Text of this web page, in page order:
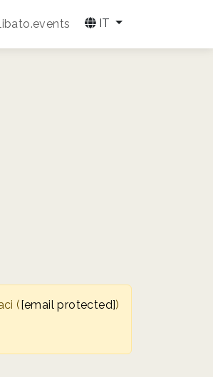
IT
([email protected])